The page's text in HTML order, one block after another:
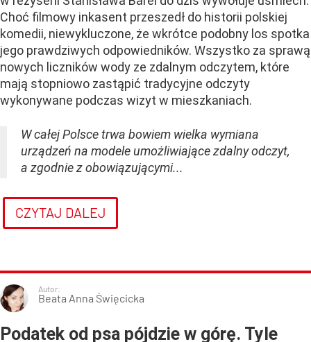
Choć filmowy inkasent przeszedł do historii polskiej
komedii, niewykluczone, że wkrótce podobny los spotka
jego prawdziwych odpowiedników. Wszystko za sprawą
nowych liczników wody ze zdalnym odczytem, które
mają stopniowo zastąpić tradycyjne odczyty
wykonywane podczas wizyt w mieszkaniach.
W całej Polsce trwa bowiem wielka wymiana
urządzeń na modele umożliwiające zdalny odczyt,
a zgodnie z obowiązującymi...
CZYTAJ DALEJ
Autor:
Beata Anna Święcicka
Podatek od psa pójdzie w górę. Tyle